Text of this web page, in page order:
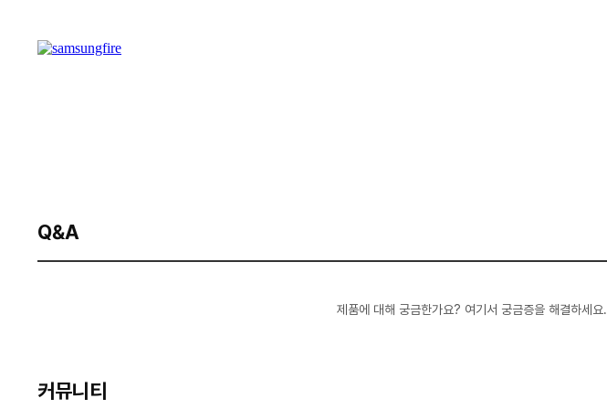
Q&A
제품에 대해 궁금한가요? 여기서 궁금증을 해결하세요.
커뮤니티